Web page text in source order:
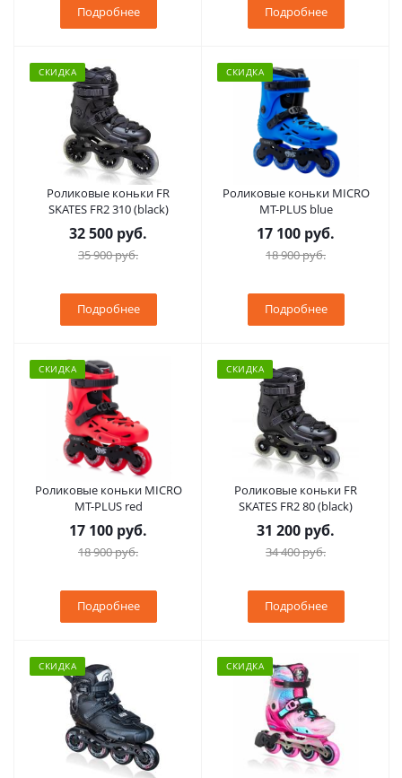
Подробнее Подробнее
СКИДКА
Роликовые коньки FR
SKATES FR2 310 (black)
32 500 руб.
35 900 руб.
Подробнее
СКИДКА
Роликовые коньки MICRO
MT-PLUS blue
17 100 руб.
18 900 руб.
Подробнее
СКИДКА
Роликовые коньки MICRO
MT-PLUS red
17 100 руб.
18 900 руб.
Подробнее
СКИДКА
Роликовые коньки FR
SKATES FR2 80 (black)
31 200 руб.
34 400 руб.
Подробнее
СКИДКА СКИДКА